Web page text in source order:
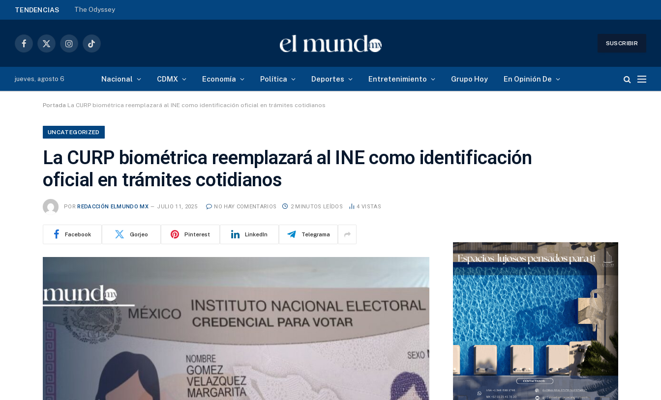
TENDENCIAS The Odyssey
Facebook
X
InstagramTikTok
SUSCRIBIR
jueves, agosto 6 Nacional CDMX Economía Política Deportes Entretenimiento Grupo Hoy En Opinión De
Portada La CURP biométrica reemplazará al INE como identificación oficial en trámites cotidianos
UNCATEGORIZED
La CURP biométrica reemplazará al INE como identificación
oficial en trámites cotidianos
POR REDACCIÓN ELMUNDO MX JULIO 11, 2025 NO HAY COMENTARIOS 2 MINUTOS LEÍDOS 4 VISTAS
Facebook Gorjeo Pinterest LinkedIn Telegrama